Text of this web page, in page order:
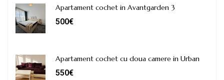
Apartament cochet in Avantgarden 3
500€
Apartament cochet cu doua camere in Urban
550€